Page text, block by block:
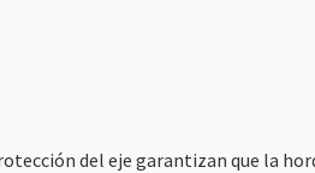
del eje garantizan que la